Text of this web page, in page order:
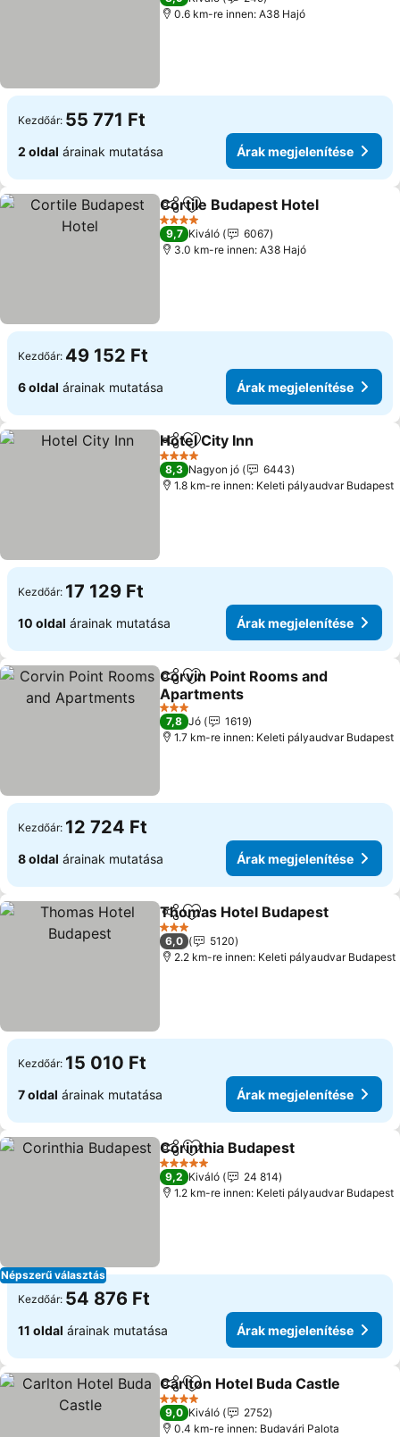
0.6 km-re innen: A38 Hajó
Kezdőár: 55 771 Ft
2 oldal árainak mutatása Árak megjelenítése
Megosztás
Hozzáadás a kedvencekhez
Cortile Budapest Hotel
4 Kategória
9,7 Kiváló
6067
3.0 km-re innen: A38 Hajó
Kezdőár: 49 152 Ft
6 oldal árainak mutatása Árak megjelenítése
Megosztás
Hozzáadás a kedvencekhez
Hotel City Inn
4 Kategória
8,3 Nagyon jó
6443
1.8 km-re innen: Keleti pályaudvar Budapest
Kezdőár: 17 129 Ft
10 oldal árainak mutatása Árak megjelenítése
Megosztás
Hozzáadás a kedvencekhez
Corvin Point Rooms and
Apartments
3 Kategória
7,8 Jó
1619
1.7 km-re innen: Keleti pályaudvar Budapest
Kezdőár: 12 724 Ft
8 oldal árainak mutatása Árak megjelenítése
Megosztás
Hozzáadás a kedvencekhez
Thomas Hotel Budapest
3 Kategória
6,0
5120
2.2 km-re innen: Keleti pályaudvar Budapest
Kezdőár: 15 010 Ft
7 oldal árainak mutatása Árak megjelenítése
Népszerű választás
MegosztásHozzáadás a kedvencekhez
Corinthia Budapest
5 Kategória
9,2 Kiváló
24 814
1.2 km-re innen: Keleti pályaudvar Budapest
Kezdőár: 54 876 Ft
11 oldal árainak mutatása Árak megjelenítése
Megosztás
Hozzáadás a kedvencekhez
Carlton Hotel Buda Castle
4 Kategória
9,0 Kiváló
2752
0.4 km-re innen: Budavári Palota